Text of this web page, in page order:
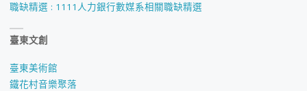
職缺精選 : 1111人力銀行數媒系相關職缺精選
臺東文創
臺東美術館
鐵花村音樂聚落